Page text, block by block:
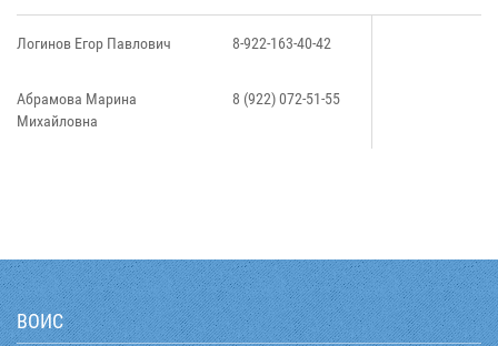
Логинов Егор Павлович 8-922-163-40-42
Абрамова Марина
Михайловна
8 (922) 072-51-55
ВОИС